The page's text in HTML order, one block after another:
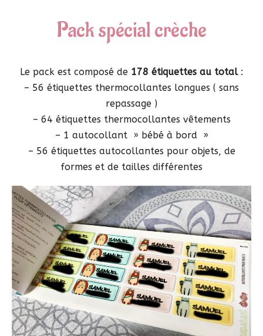
Pack spécial crèche
Le pack est composé de 178 étiquettes au total:
– 56 étiquettes thermocollantes longues ( sans
repassage )
– 64 étiquettes thermocollantes vêtements
– 1 autocollant » bébé à bord »
– 56 étiquettes autocollantes pour objets, de
formes et de tailles différentes